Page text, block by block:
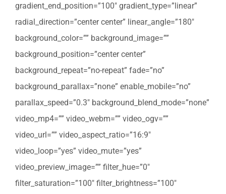
gradient_end_position=”100″ gradient_type=”linear”
radial_direction=”center center” linear_angle=”180″
background_color=”” background_image=””
background_position=”center center”
background_repeat=”no-repeat” fade=”no”
background_parallax=”none” enable_mobile=”no”
parallax_speed=”0.3″ background_blend_mode=”none”
video_mp4=”” video_webm=”” video_ogv=””
video_url=”” video_aspect_ratio=”16:9″
video_loop=”yes” video_mute=”yes”
video_preview_image=”” filter_hue=”0″
filter_saturation=”100″ filter_brightness=”100″